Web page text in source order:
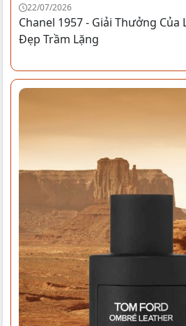
22/07/2026
Chanel 1957 - Giải Thưởng Của
Đẹp Trầm Lặng